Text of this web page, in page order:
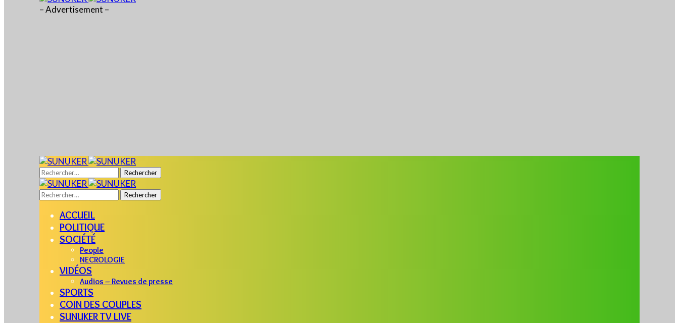
– Advertisement –
Rechercher :
Rechercher :
ACCUEIL
POLITIQUE
SOCIÉTÉ
People
NECROLOGIE
VIDÉOS
Audios – Revues de presse
SPORTS
COIN DES COUPLES
SUNUKER TV LIVE